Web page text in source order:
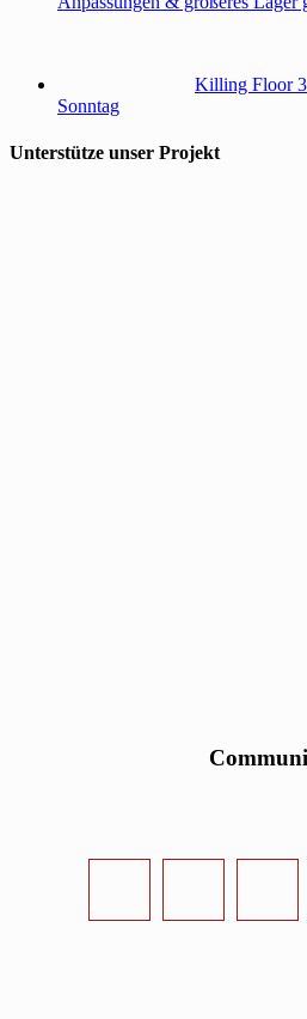
Killing Floor 3
Sonntag
Unterstütze unser Projekt